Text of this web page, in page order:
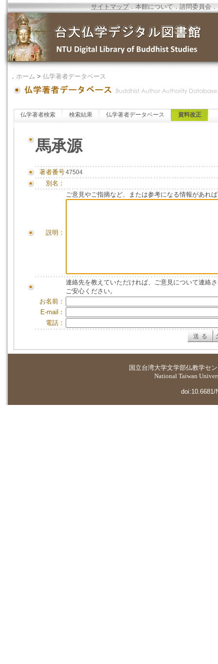
サイトマップ．本館について ．諮問委員会 ．
． ホーム > 仏学著者データベース
仏学著者検索 検索結果 仏学著者データベース 資料改正
馬承源
著者番号47504
別名：
説明：
ご意見やご指摘など、または参考になる情報があれ
連絡先を教えていただければ、ご意見について連絡
ご安心ください。
お名前：
E-mail：
電話：
国立台湾大学文学部仏教学セ
National Taiwan
doi:10.6681/